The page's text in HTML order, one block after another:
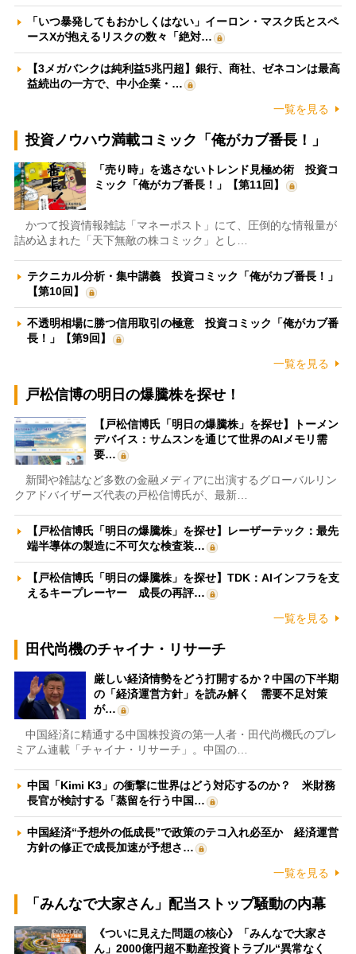
「いつ暴発してもおかしくはない」イーロン・マスク氏とスペ
ースXが抱えるリスクの数々「絶対…
【3メガバンクは純利益5兆円超】銀行、商社、ゼネコンは最高
益続出の一方で、中小企業・…
一覧を見る
投資ノウハウ満載コミック「俺がカブ番長！」
「売り時」を逃さないトレンド見極め術 投資コ
ミック「俺がカブ番長！」【第11回】
かつて投資情報雑誌「マネーポスト」にて、圧倒的な情報量が
詰め込まれた「天下無敵の株コミック」とし…
テクニカル分析・集中講義 投資コミック「俺がカブ番長！」
【第10回】
不透明相場に勝つ信用取引の極意 投資コミック「俺がカブ番
長！」【第9回】
一覧を見る
戸松信博の明日の爆騰株を探せ！
【戸松信博氏「明日の爆騰株」を探せ】トーメン
デバイス：サムスンを通じて世界のAIメモリ需
要…
新聞や雑誌など多数の金融メディアに出演するグローバルリン
クアドバイザーズ代表の戸松信博氏が、最新…
【戸松信博氏「明日の爆騰株」を探せ】レーザーテック：最先
端半導体の製造に不可欠な検査装…
【戸松信博氏「明日の爆騰株」を探せ】TDK：AIインフラを支
えるキープレーヤー 成長の再評…
一覧を見る
田代尚機のチャイナ・リサーチ
厳しい経済情勢をどう打開するか？中国の下半期
の「経済運営方針」を読み解く 需要不足対策
が…
中国経済に精通する中国株投資の第一人者・田代尚機氏のプレ
ミアム連載「チャイナ・リサーチ」。中国の…
中国「Kimi K3」の衝撃に世界はどう対応するのか？ 米財務
長官が検討する「蒸留を行う中国…
中国経済“予想外の低成長”で政策のテコ入れ必至か 経済運営
方針の修正で成長加速が予想さ…
一覧を見る
「みんなで大家さん」配当ストップ騒動の内幕
《ついに見えた問題の核心》「みんなで大家さ
ん」2000億円超不動産投資トラブル“異常なく